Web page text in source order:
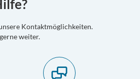
Kontaktmöglichkeiten.
weiter.